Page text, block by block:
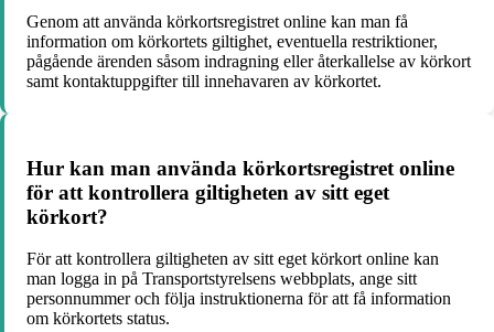
Genom att använda körkortsregistret online kan man få
information om körkortets giltighet, eventuella restriktioner,
pågående ärenden såsom indragning eller återkallelse av körkort
samt kontaktuppgifter till innehavaren av körkortet.
Hur kan man använda körkortsregistret online
för att kontrollera giltigheten av sitt eget
körkort?
För att kontrollera giltigheten av sitt eget körkort online kan
man logga in på Transportstyrelsens webbplats, ange sitt
personnummer och följa instruktionerna för att få information
om körkortets status.